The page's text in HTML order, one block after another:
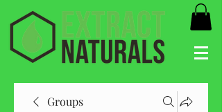
Groups